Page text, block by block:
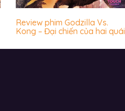
Review phim Godzilla Vs.
Kong – Đại chiến của hai quái
đất về thời đồ đá?